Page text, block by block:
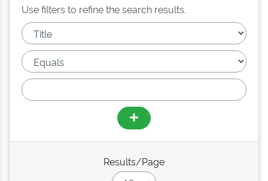
Use filters to refine the search results.
Results/Page